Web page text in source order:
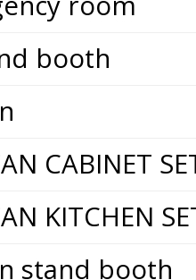
booth
CABINET
KITCHEN
stand booth